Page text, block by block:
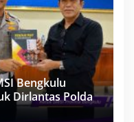
Bengkulu
Dirlantas Polda